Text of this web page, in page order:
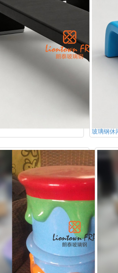
玻璃钢休